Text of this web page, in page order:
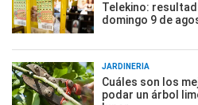
Telekino:
domingo 9 de
JARDINERÍA
Cuáles son los
podar un árbol